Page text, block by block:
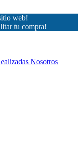
web!
tu compra!
Nosotros